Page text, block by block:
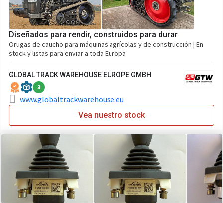
Diseñados para rendir, construidos para durar
Orugas de caucho para máquinas agrícolas y de construcción | En
stock y listas para enviar a toda Europa
GLOBAL TRACK WAREHOUSE EUROPE GMBH
3
www.globaltrackwarehouse.eu
Vea nuestro stock